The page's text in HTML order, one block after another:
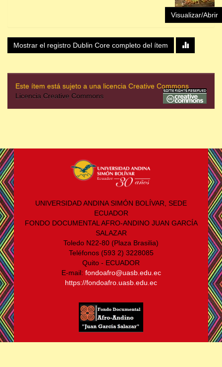
Visualizar/Abrir
Mostrar el registro Dublin Core completo del ítem
Este ítem está sujeto a una licencia Creative Commons
Licencia Creative Commons
UNIVERSIDAD ANDINA SIMÓN BOLÍVAR, SEDE
ECUADOR
FONDO DOCUMENTAL AFRO-ANDINO JUAN GARCÍA
SALAZAR
Toledo N22-80 (Plaza Brasilia)
Teléfonos (593 2) 3228085
Quito - ECUADOR
E-mail: fondoafro@uasb.edu.ec
https://fondoafro.uasb.edu.ec